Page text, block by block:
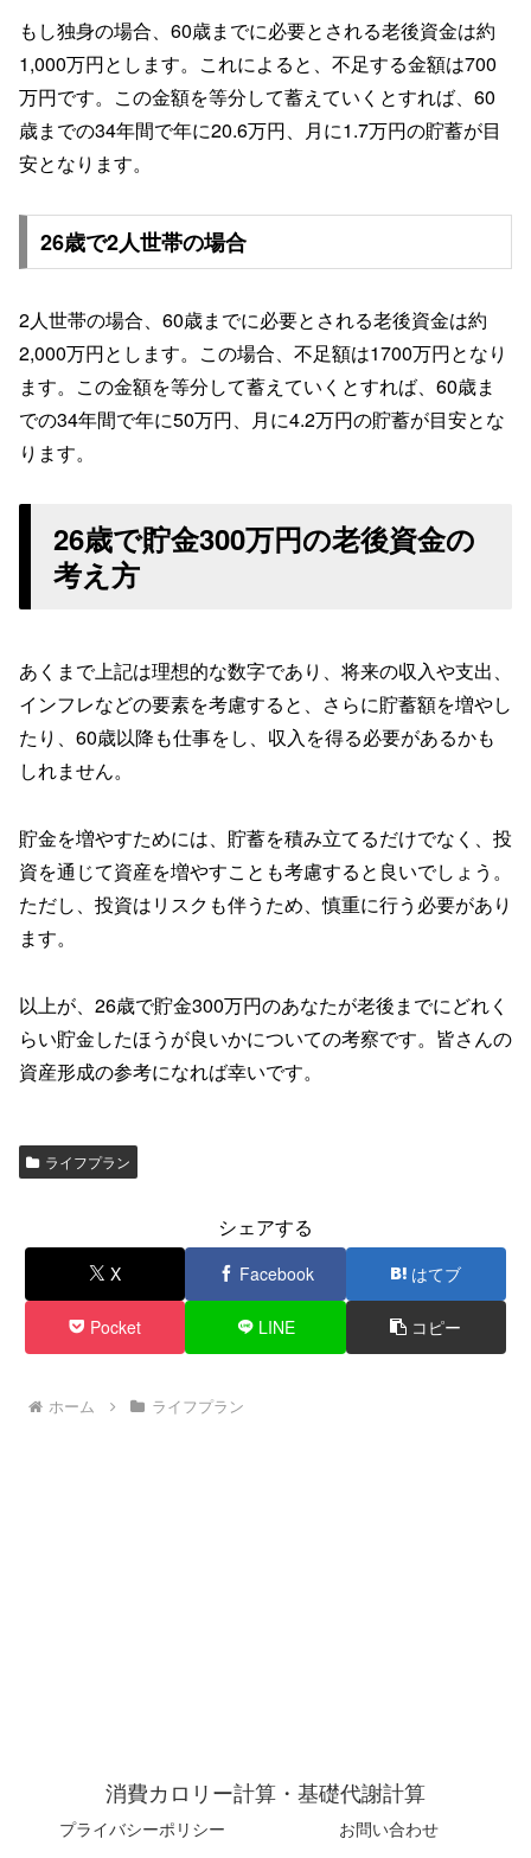
もし独身の場合、60歳までに必要とされる老後資金は約
1,000万円とします。これによると、不足する金額は700
万円です。この金額を等分して蓄えていくとすれば、60
歳までの34年間で年に20.6万円、月に1.7万円の貯蓄が目
安となります。
26歳で2人世帯の場合
2人世帯の場合、60歳までに必要とされる老後資金は約
2,000万円とします。この場合、不足額は1700万円となり
ます。この金額を等分して蓄えていくとすれば、60歳ま
での34年間で年に50万円、月に4.2万円の貯蓄が目安とな
ります。
26歳で貯金300万円の老後資金の
考え方
あくまで上記は理想的な数字であり、将来の収入や支出、
インフレなどの要素を考慮すると、さらに貯蓄額を増やし
たり、60歳以降も仕事をし、収入を得る必要があるかも
しれません。
貯金を増やすためには、貯蓄を積み立てるだけでなく、投
資を通じて資産を増やすことも考慮すると良いでしょう。
ただし、投資はリスクも伴うため、慎重に行う必要があり
ます。
以上が、26歳で貯金300万円のあなたが老後までにどれく
らい貯金したほうが良いかについての考察です。皆さんの
資産形成の参考になれば幸いです。
ライフプラン
シェアする
X Facebook はてブ
Pocket LINE コピー
ホーム ライフプラン
消費カロリー計算・基礎代謝計算
プライバシーポリシー
お問い合わせ